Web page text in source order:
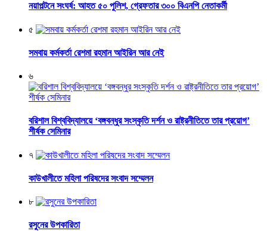
নয়াপল্টনে সংঘর্ষ: আহত ৫০ পুলিশ, গ্রেফতার ৩০০ বিএনপি নেতাকর্মী
৫
সমবায় কর্মকর্তা রেশমা রহমান আইরিন আর নেই
৬
বরিশাল বিশ্ববিদ্যালয়ে ‘বঙ্গবন্ধুর সংস্কৃতি দর্শন ও রাষ্ট্রনীতিতে তার প্রয়োগ’
শীর্ষক সেমিনার
৭
কাউখালীতে মহিলা পরিষদের সংবাদ সম্মেলন
৮
রসুনের উপকারিতা